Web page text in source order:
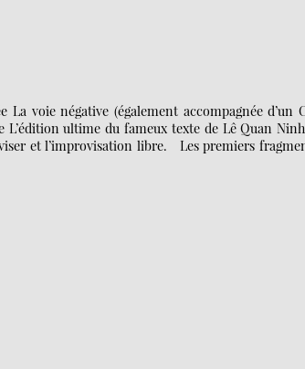
voie négative (également accompagnée d’un
ultime du fameux texte de Lê Quan
et l’improvisation libre. Les premiers